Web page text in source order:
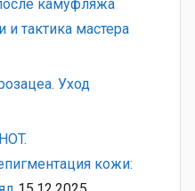
камуфляжа
и тактика мастера
Уход
кожи: